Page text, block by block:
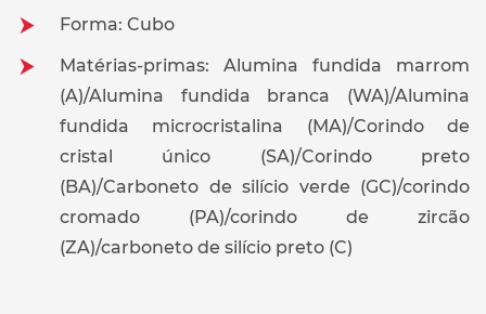
Forma: Cubo
Matérias-primas: Alumina fundida marrom
(A)/Alumina fundida branca (WA)/Alumina
fundida microcristalina (MA)/Corindo de
cristal único (SA)/Corindo preto
(BA)/Carboneto de silício verde (GC)/corindo
cromado (PA)/corindo de zircão
(ZA)/carboneto de silício preto (C)